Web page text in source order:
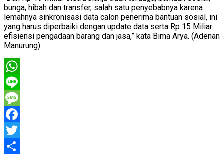
bunga, hibah dan transfer, salah satu penyebabnya karena
lemahnya sinkronisasi data calon penerima bantuan sosial, ini
yang harus diperbaiki dengan update data serta Rp 15 Miliar
efisiensi pengadaan barang dan jasa,” kata Bima Arya. (Adenan
Manurung)
WhatsApp
Line
Message
Facebook
Twitter